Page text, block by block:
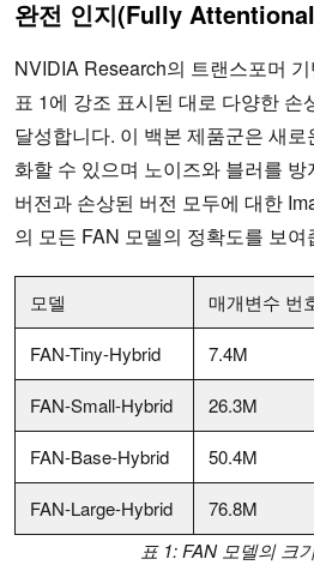
완전 인지(Fully
NVIDIA Research의 트랜스포머
표 1에 강조 표시된 대로 다양한 손
달성합니다. 이 백본 제품군은 새
화할 수 있으며 노이즈와 블러를
버전과 손상된 버전 모두에 대한
의 모든 FAN 모델의 정확도를 보여
모델 매개변수 번
FAN-Tiny-Hybrid 7.4M
FAN-Small-Hybrid 26.3M
FAN-Base-Hybrid 50.4M
FAN-Large-Hybrid 76.8M
표 1: FAN 모델의 크